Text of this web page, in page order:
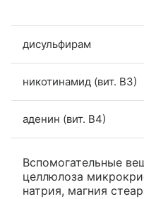
дисульфирам
никотинамид (вит. В3)
аденин (вит. В4)
Вспомогательные
целлюлоза
натрия, магния